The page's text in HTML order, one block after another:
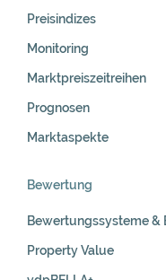
Preisindizes
Monitoring
Marktpreiszeitreihen
Prognosen
Marktaspekte
Bewertung
Bewertungssysteme
Property Value